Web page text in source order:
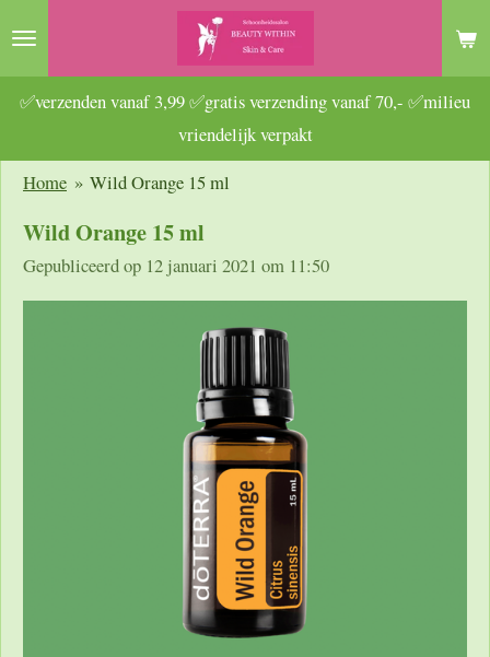
Ga
naar
hoofdinhoud
✅verzenden vanaf 3,99 ✅gratis verzending vanaf 70,- ✅milieu
vriendelijk verpakt
Home » Wild Orange 15 ml
Wild Orange 15 ml
Gepubliceerd op 12 januari 2021 om 11:50